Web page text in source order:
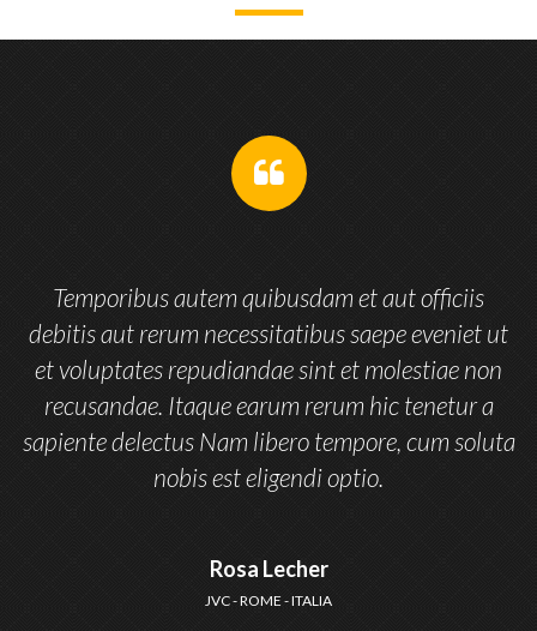
Temporibus autem quibusdam et aut officiis
debitis aut rerum necessitatibus saepe eveniet ut
et voluptates repudiandae sint et molestiae non
recusandae. Itaque earum rerum hic tenetur a
sapiente delectus Nam libero tempore, cum soluta
nobis est eligendi optio.
Rosa Lecher
JVC - ROME - ITALIA